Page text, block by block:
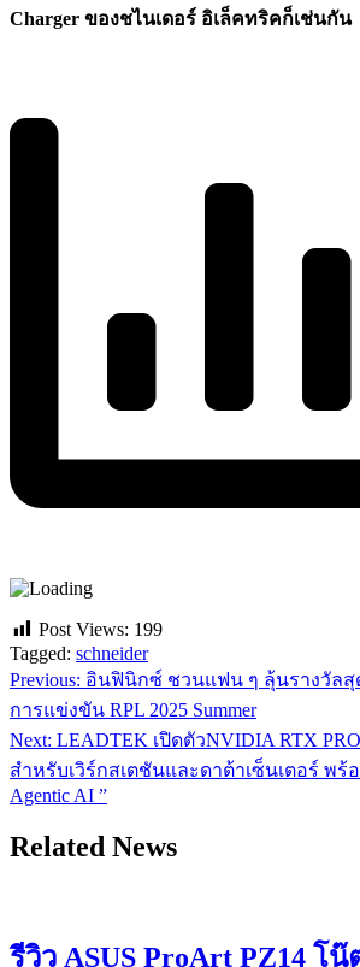
Charger ของชไนเดอร์ อิเล็คทริคก็เช่นกัน
Post Views: 199
Tagged: schneider
แนะแนว
เรื่อง
Previous: อินฟินิกซ์ ชวนแฟน ๆ ลุ้นรางวัล
การแข่งขัน RPL 2025 Summer
Next: LEADTEK เปิดตัวNVIDIA RTX
สำหรับเวิร์กสเตชันและดาต้าเซ็นเตอร์ พร้
Agentic AI ”
Related News
รีวิว ASUS ProArt PZ14 โ